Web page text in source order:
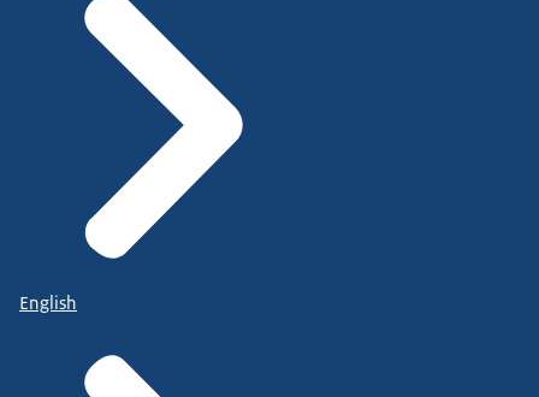
English